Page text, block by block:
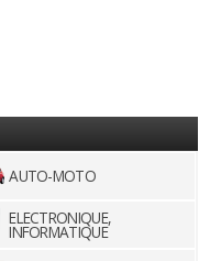
AUTO-MOTO
ELECTRONIQUE,
INFORMATIQUE